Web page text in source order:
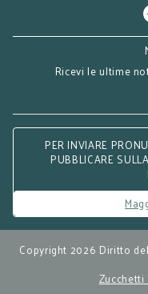
Ricevi le ultime
PER INVIARE
PUBBLICARE
Copyright 2026 Diritto